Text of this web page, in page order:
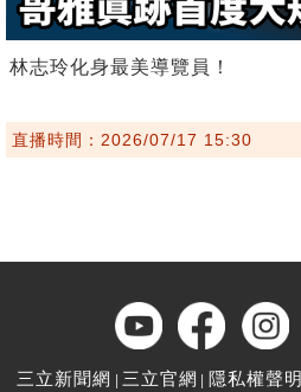
林志玲化身最美導覽員！
直播時間：2026/07/17 15:30
三立新聞網 三立官網 隱私權聲明